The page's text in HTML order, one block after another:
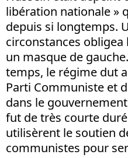
libération nationale »
depuis si longtemps.
circonstances
un masque de
temps, le régime dut
Parti Communiste et
dans le
fut de très courte
utilisèrent le soutien
communistes pour